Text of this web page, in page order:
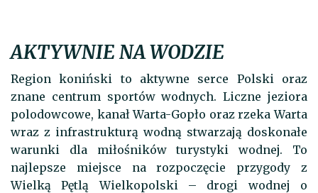
AKTYWNIE NA WODZIE
Region koniński to aktywne serce Polski oraz
znane centrum sportów wodnych. Liczne jeziora
polodowcowe, kanał Warta-Gopło oraz rzeka Warta
wraz z infrastrukturą wodną stwarzają doskonałe
warunki dla miłośników turystyki wodnej. To
najlepsze miejsce na rozpoczęcie przygody z
Wielką Pętlą Wielkopolski – drogi wodnej o